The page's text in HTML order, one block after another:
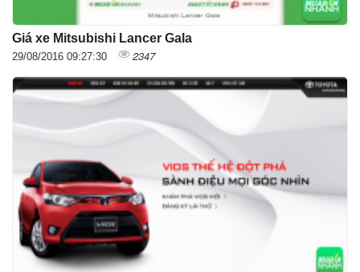
Giá xe Mitsubishi Lancer Gala
29/08/2016 09:27:30 2347